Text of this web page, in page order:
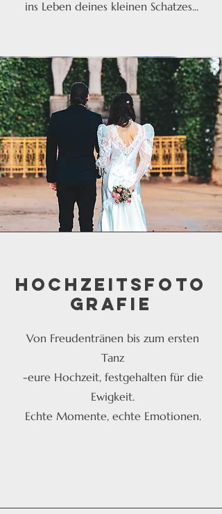
ins Leben deines kleinen Schatzes...
Hochzeitsfoto
grafie
Von Freudentränen bis zum ersten
Tanz
-eure Hochzeit, festgehalten für die
Ewigkeit.
Echte Momente, echte Emotionen.